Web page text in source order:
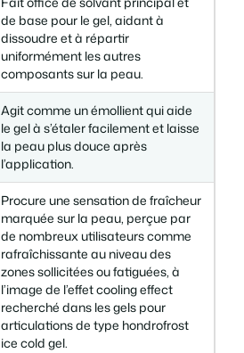
de base pour le gel, aidant à
dissoudre et à répartir
uniformément les autres
composants sur la peau.
Agit comme un émollient qui aide
le gel à s’étaler facilement et laisse
la peau plus douce après
l’application.
Procure une sensation de fraîcheur
marquée sur la peau, perçue par
de nombreux utilisateurs comme
rafraîchissante au niveau des
zones sollicitées ou fatiguées, à
l’image de l’effet cooling effect
recherché dans les gels pour
articulations de type hondrofrost
ice cold gel.